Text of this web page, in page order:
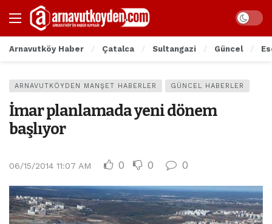
Arnavutköy Haber Çatalca Sultangazi Güncel
ARNAVUTKÖYDEN MANŞET HABERLER GÜNCEL HABERLER
İmar planlamada yeni dönem
başlıyor
06/15/2014 11:07 AM 0 0 0